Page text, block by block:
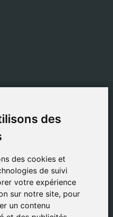
des
des cookies et
de suivi
votre expérience
sur notre site, pour
un contenu
des
des cookies et
de suivi
votre expérience
sur notre site, pour
un contenu
Colmenar Viejo,